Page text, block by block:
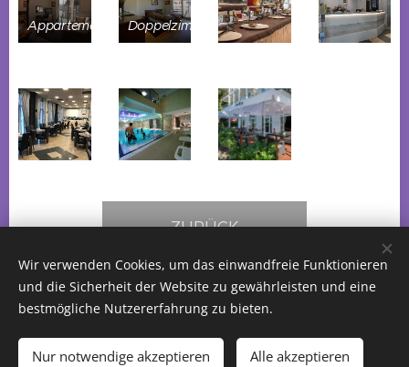
Appartement Doppelzimmer
ZURÜCK
SPA REISEN BERLIN UG
Wir verwenden Cookies, um das einwandfreie Funktionieren
und die Sicherheit der Website zu gewährleisten und eine
bestmögliche Nutzererfahrung zu bieten.
Nur notwendige akzeptieren Alle akzeptieren